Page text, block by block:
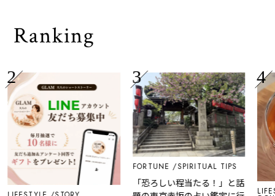
Ranking
FORTUNE SPIRITUAL TIPS
「恐ろしい程当たる！」と話